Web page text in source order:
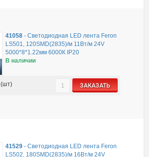
41058 - Светодиодная LED лента Feron
LS501, 120SMD(2835)/м 11Вт/м 24V
5000*8*1.22мм 6000К IP20
В наличии
(шт) ЗАКАЗАТЬ
41529 - Светодиодная LED лента Feron
LS502, 180SMD(2835)/м 16Вт/м 24V